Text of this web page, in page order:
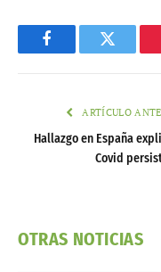
FacebookTwitter
ARTÍCULO
Hallazgo en España
Covid
OTRAS NOTICIAS